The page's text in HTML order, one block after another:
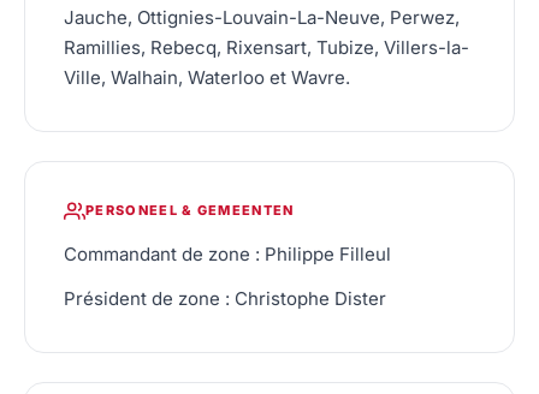
Jauche, Ottignies-Louvain-La-Neuve, Perwez,
Ramillies, Rebecq, Rixensart, Tubize, Villers-la-
Ville, Walhain, Waterloo et Wavre.
PERSONEEL & GEMEENTEN
Commandant de zone : Philippe Filleul
Président de zone : Christophe Dister